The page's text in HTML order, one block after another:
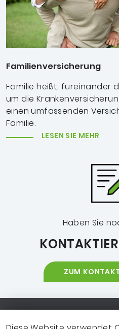
Familienversicherung
Familie heißt, füreinander
um die
einen umfassenden
Familie.
LESEN SIE MEHR
Haben Sie
ZUM
SO ERREICHEN SIE UNS